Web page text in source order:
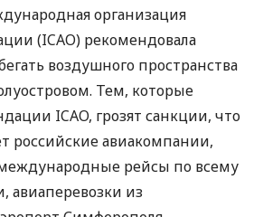
организация
(ICAO) рекомендовала
воздушного пространства
Тем, которые
ICAO, грозят санкции, что
российские авиакомпании,
рейсы по всему
авиаперевозки из